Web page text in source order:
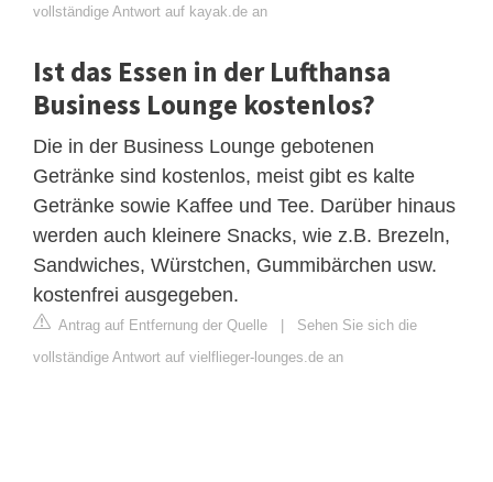
vollständige Antwort auf kayak.de an
Ist das Essen in der Lufthansa
Business Lounge kostenlos?
Die in der Business Lounge gebotenen
Getränke sind kostenlos, meist gibt es kalte
Getränke sowie Kaffee und Tee. Darüber hinaus
werden auch kleinere Snacks, wie z.B. Brezeln,
Sandwiches, Würstchen, Gummibärchen usw.
kostenfrei ausgegeben.
Antrag auf Entfernung der Quelle
Sehen Sie sich die
vollständige Antwort auf vielflieger-lounges.de an